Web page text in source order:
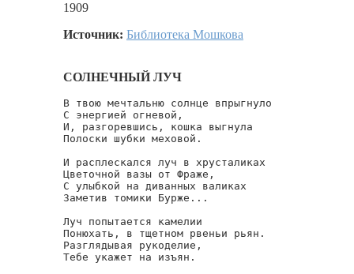
1909
Источник: Библиотека Мошкова
СОЛНЕЧНЫЙ ЛУЧ
В твою мечтальню солнце впрыгнуло
С энергией огневой,
И, разгоревшись, кошка выгнула
Полоски шубки меховой.
И расплескался луч в хрусталиках
Цветочной вазы от Фраже,
С улыбкой на диванных валиках
Заметив томики Бурже...
Луч попытается камелии
Понюхать, в тщетном рвеньи рьян.
Разглядывая рукоделие,
Тебе укажет на изъян.